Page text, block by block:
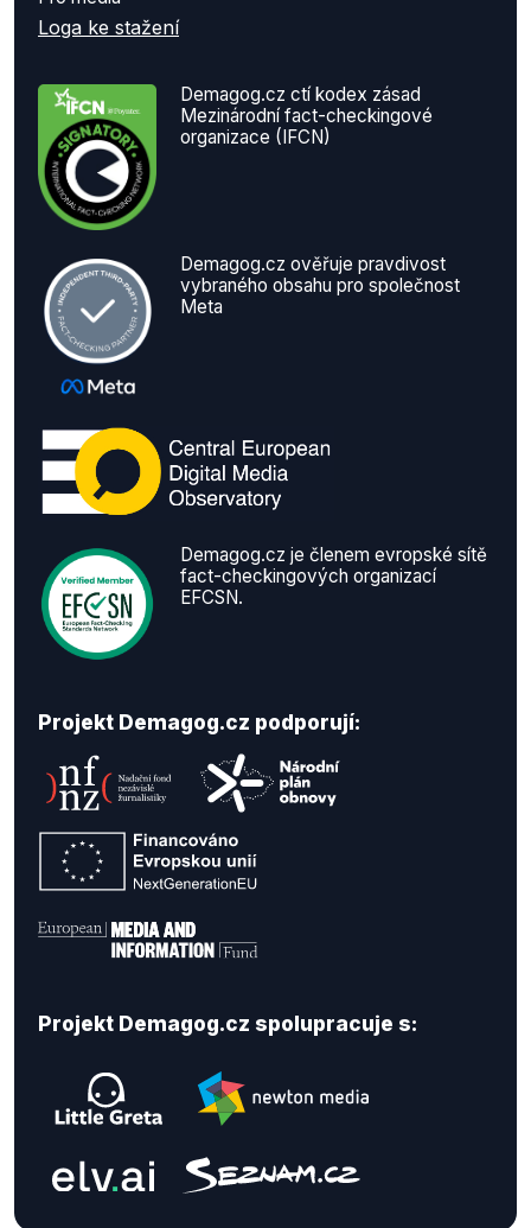
Loga ke stažení
Demagog.cz ctí kodex zásad
Mezinárodní fact-checkingové
organizace (IFCN)
Demagog.cz ověřuje pravdivost
vybraného obsahu pro společnost
Meta
Demagog.cz je členem evropské sítě
fact-checkingových organizací
EFCSN.
Projekt Demagog.cz podporují:
Projekt Demagog.cz spolupracuje s: